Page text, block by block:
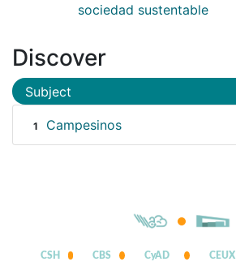
sociedad sustentable
Discover
Subject
1 Campesinos
CSH CBS CyAD CEUX